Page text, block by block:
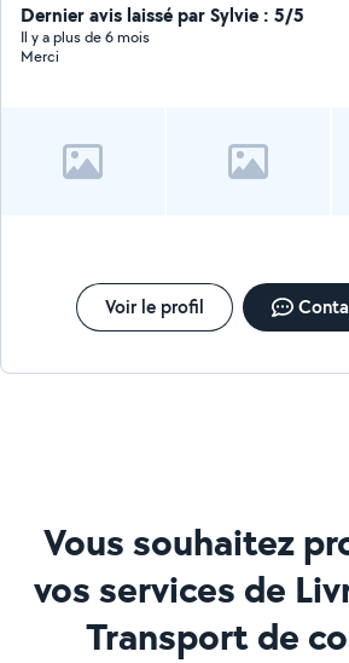
Dernier avis laissé par Sylvie : 5/5
Il y a plus de 6 mois
Merci
Voir le profil
Vous souhaitez
vos services de
Transport de